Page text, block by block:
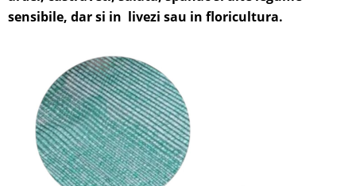
sensibile,dar si in livezi sau in floricultura.